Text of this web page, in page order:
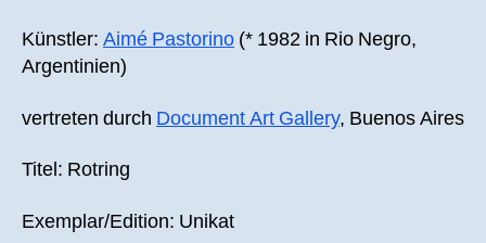
Künstler: Aimé Pastorino (* 1982 in Rio Negro,
Argentinien)
vertreten durch Document Art Gallery, Buenos Aires
Titel: Rotring
Exemplar/Edition: Unikat